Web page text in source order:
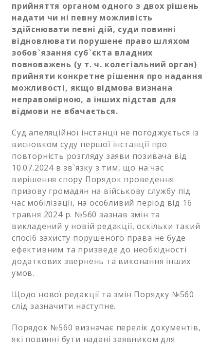
прийняття органом одного з двох рішень
надати чи ні певну можливість
здійснювати певні дій, суди повинні
відновлювати порушене право шляхом
зобов`язання суб`єкта владних
повноважень (у т. ч. колегіальний орган)
прийняти конкретне рішення про надання
можливості, якщо відмова визнана
неправомірною, а інших підстав для
відмови не вбачається.
Суд апеляційної інстанції не погоджується із
висновком суду першої інстанції про
повторність розгляду заяви позивача від
10.07.2024 в зв`язку з тим, що на час
вирішення спору Порядок проведення
призову громадян на військову службу під
час мобілізації, на особливий період від 16
травня 2024 р. №560 зазнав змін та
викладений у новій редакції, оскільки такий
спосіб захисту порушеного права не буде
ефективним та призведе до необхідності
додаткових звернень та виконання інших
умов.
Щодо нової редакції та змін Порядку №560
слід зазначити наступне.
Порядок №560 визначає перелік документів,
які повинні бути надані заявником для